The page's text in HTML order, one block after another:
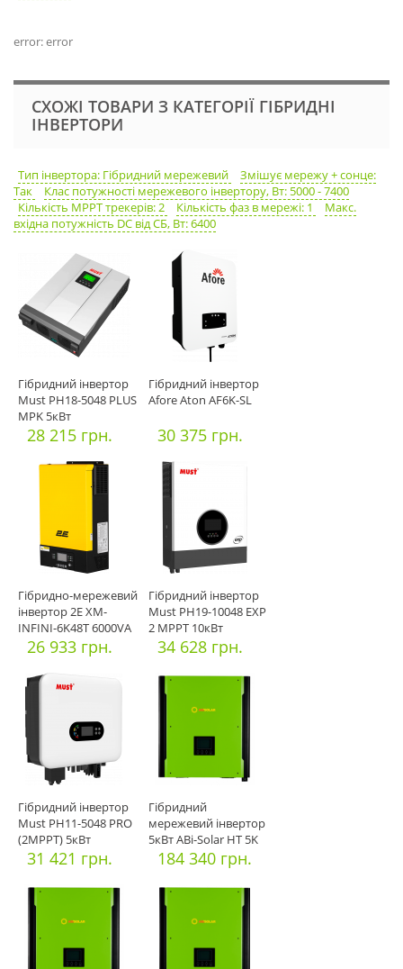
error: error
СХОЖІ ТОВАРИ З КАТЕГОРІЇ ГІБРИДНІ
ІНВЕРТОРИ
Тип інвертора: Гібридний мережевий
Змішує мережу + сонце:
Так
Клас потужності мережевого інвертору, Вт: 5000 - 7400
Кількість MPPT трекерів: 2
Кількість фаз в мережі: 1
Макс.
вхідна потужність DC від СБ, Вт: 6400
Гібридний інвертор
Must PH18-5048 PLUS
MPK 5кВт
28 215 грн.
Гібридний інвертор
Afore Aton AF6K-SL
30 375 грн.
Гібридно-мережевий
інвертор 2E XM-
INFINI-6K48T 6000VA
MРPT
26 933 грн.
Гібридний інвертор
Must PH19-10048 EXP
2 MPPT 10кВт
34 628 грн.
Гібридний інвертор
Must PH11-5048 PRO
(2MPPT) 5кВт
31 421 грн.
Гібридний
мережевий інвертор
5кВт ABi-Solar HT 5K
184 340 грн.